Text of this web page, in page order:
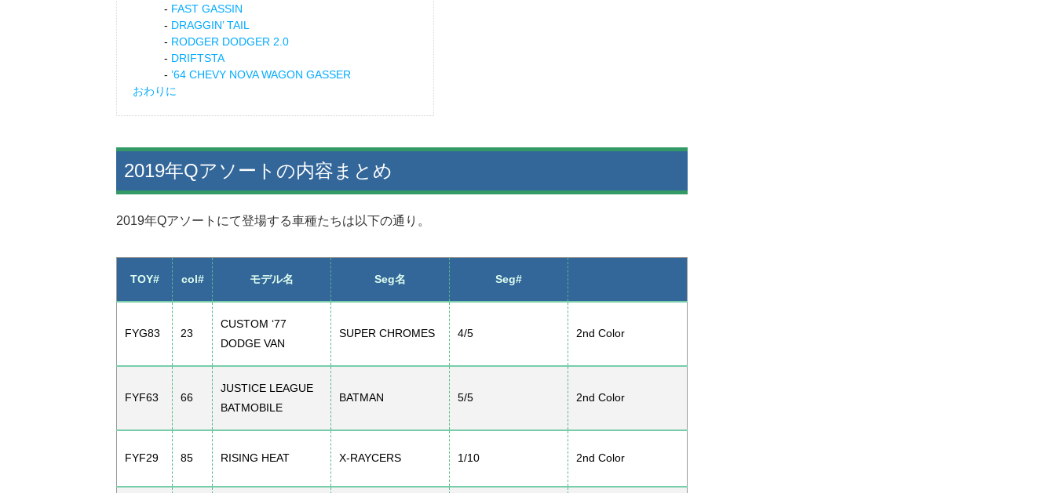
FAST GASSIN
DRAGGIN’ TAIL
RODGER DODGER 2.0
DRIFTSTA
’64 CHEVY NOVA WAGON GASSER
おわりに
2019年Qアソートの内容まとめ
2019年Qアソートにて登場する車種たちは以下の通り。
TOY# col# モデル名 Seg名 Seg#
FYG83 23
CUSTOM ‘77
DODGE VAN
SUPER CHROMES 4/5 2nd Color
FYF63 66
JUSTICE LEAGUE
BATMOBILE
BATMAN 5/5 2nd Color
FYF29 85 RISING HEAT X-RAYCERS 1/10 2nd Color